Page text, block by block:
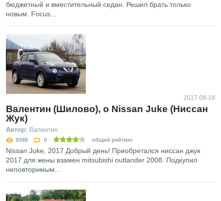
бюджетный и вместительный седан. Решил брать только
новым. Focus...
2017-08-18
Валентин (Шилово), о Nissan Juke (Ниссан
Жук)
Автор: Валентин
9348 0 общий рейтинг
Nissan Juke, 2017 Добрый день! Приобретался ниссан джук
2017 для жены взамен mitsubishi outlander 2008. Подкупил
неповторимым...